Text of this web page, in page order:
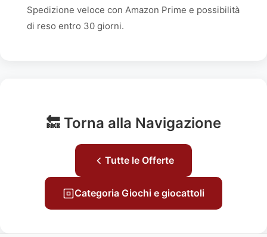
Spedizione veloce con Amazon Prime e possibilità
di reso entro 30 giorni.
🔙 Torna alla Navigazione
Tutte le Offerte
Categoria Giochi e giocattoli